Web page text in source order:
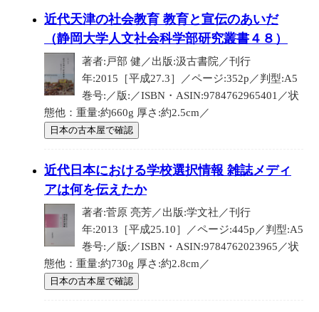
近代天津の社会教育 教育と宣伝のあいだ
（静岡大学人文社会科学部研究叢書４８）
著者:戸部 健／出版:汲古書院／刊行
年:2015［平成27.3］／ページ:352p／判型:A5
巻号:／版:／ISBN・ASIN:9784762965401／状
態他：重量:約660g 厚さ:約2.5cm／
日本の古本屋で確認
近代日本における学校選択情報 雑誌メディ
アは何を伝えたか
著者:菅原 亮芳／出版:学文社／刊行
年:2013［平成25.10］／ページ:445p／判型:A5
巻号:／版:／ISBN・ASIN:9784762023965／状
態他：重量:約730g 厚さ:約2.8cm／
日本の古本屋で確認